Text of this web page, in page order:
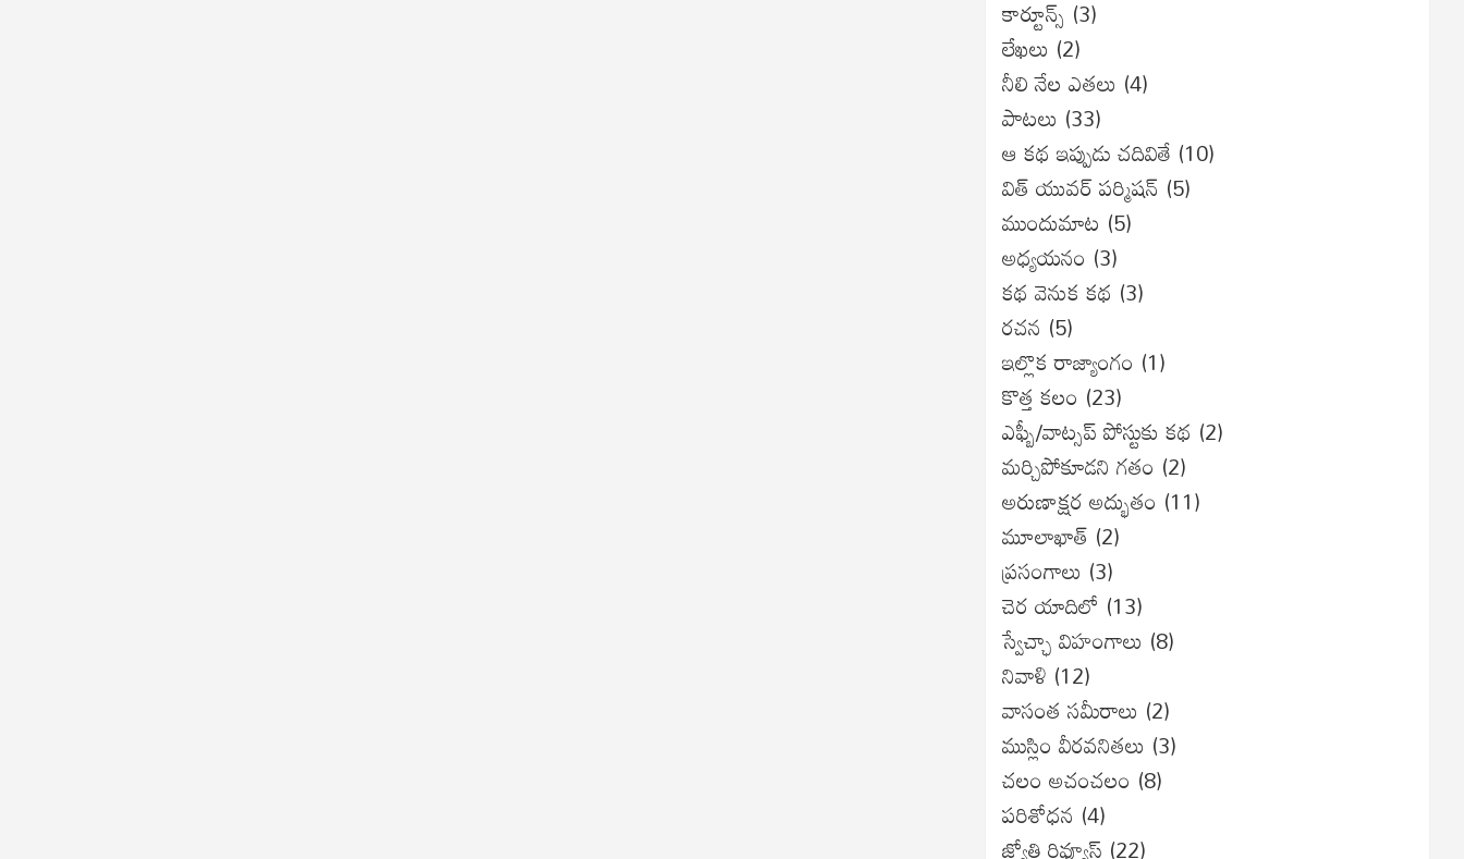
కార్టూన్స్ (3)
లేఖలు (2)
నీలి నేల ఎతలు (4)
పాటలు (33)
ఆ కథ ఇప్పుడు చదివితే (10)
విత్ యువర్ పర్మిషన్ (5)
ముందుమాట (5)
అధ్యయనం (3)
కథ వెనుక కథ (3)
రచన (5)
ఇల్లొక రాజ్యాంగం (1)
కొత్త కలం (23)
ఎఫ్బీ/వాట్సప్ పోస్టుకు కథ (2)
మర్చిపోకూడని గతం (2)
అరుణాక్షర అద్భుతం (11)
మూలాఖాత్ (2)
ప్రసంగాలు (3)
చెర యాదిలో (13)
స్వేచ్ఛా విహంగాలు (8)
నివాళి (12)
వాసంత సమీరాలు (2)
ముస్లిం వీరవనితలు (3)
చలం అచంచలం (8)
ప‌రిశోధ‌న‌ (4)
జ్యోతి రివ్యూస్ (22)